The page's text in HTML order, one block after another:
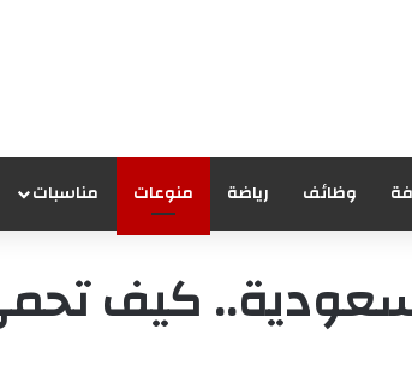
وظائف رياضة منوعات مناسبات
كيف